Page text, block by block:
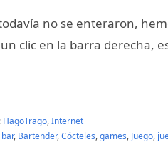
no se enteraron,
clic en la barra derecha,
HagoTrago,Internet
bar, Bartender,Cócteles,games, Juego,